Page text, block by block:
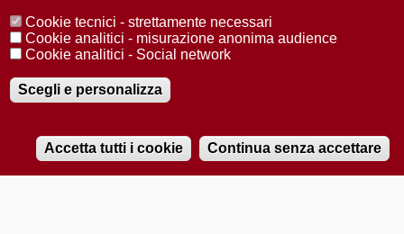
Audio
Redazione Copyright Privacy
Area stampa
© 2025 Università di Padova
Registrazione presso il Tribunale di Padova n. 2097/2012 del 18 giugno
2012
Cookie tecnici - strettamente necessari
Cookie analitici - misurazione anonima audience
Cookie analitici - Social network
Scegli e personalizza
Accetta tutti i cookie Continua senza accettare